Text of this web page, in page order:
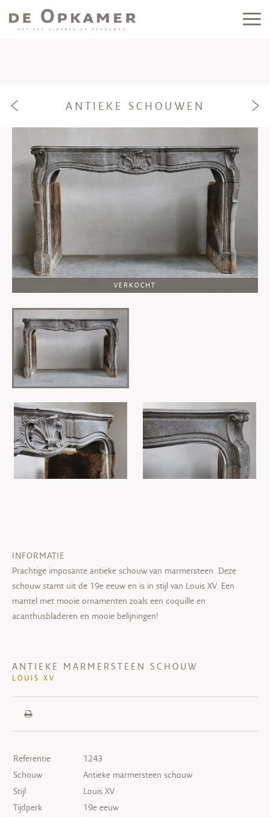
e f
ANTIEKE SCHOUWEN
VERKOCHT
INFORMATIE
Prachtige imposante antieke schouw van marmersteen. Deze
schouw stamt uit de 19e eeuw en is in stijl van Louis XV. Een
mantel met mooie ornamenten zoals een coquille en
acanthusbladeren en mooie belijningen!
ANTIEKE MARMERSTEEN SCHOUW
LOUIS XV
Referentie
1243
Schouw
Antieke marmersteen schouw
Stijl
Louis XV
Tijdperk
19e eeuw